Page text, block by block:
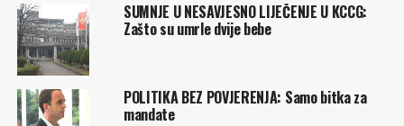
SUMNJE U NESAVJESNO LIJEČENJE U KCCG:
Zašto su umrle dvije bebe
POLITIKA BEZ POVJERENJA: Samo bitka za
mandate